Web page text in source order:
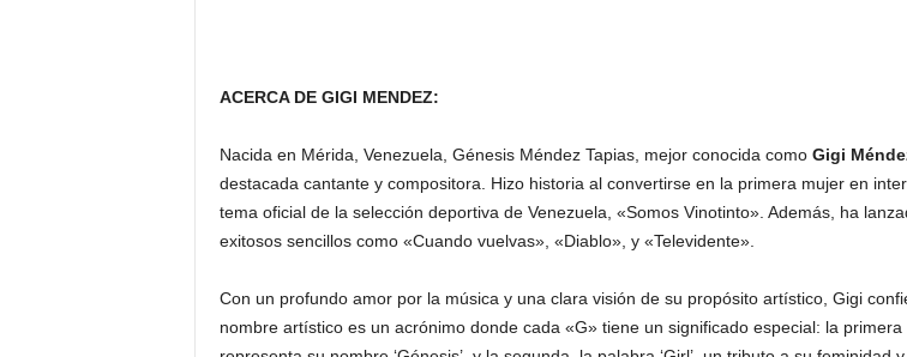
ACERCA DE GIGI MENDEZ:
Nacida en Mérida, Venezuela, Génesis Méndez Tapias, mejor conocida como Gigi
destacada cantante y compositora. Hizo historia al convertirse en la primera mujer en
tema oficial de la selección deportiva de Venezuela, «Somos Vinotinto». Además, ha
exitosos sencillos como «Cuando vuelvas», «Diablo», y «Televidente».
Con un profundo amor por la música y una clara visión de su propósito artístico, Gigi
nombre artístico es un acrónimo donde cada «G» tiene un significado especial: la primera